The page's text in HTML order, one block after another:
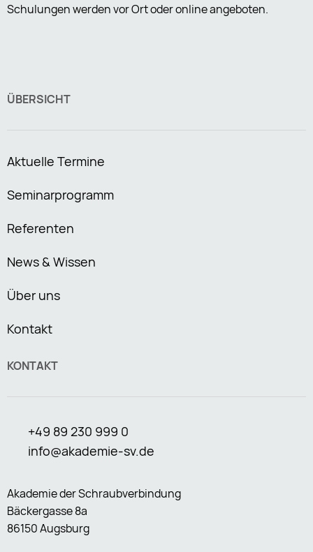
Schulungen werden vor Ort oder online angeboten.
ÜBERSICHT
Aktuelle Termine
Seminarprogramm
Referenten
News & Wissen
Über uns
Kontakt
KONTAKT
+49 89 230 999 0
info@akademie-sv.de
Akademie der Schraubverbindung
Bäckergasse 8a
86150 Augsburg